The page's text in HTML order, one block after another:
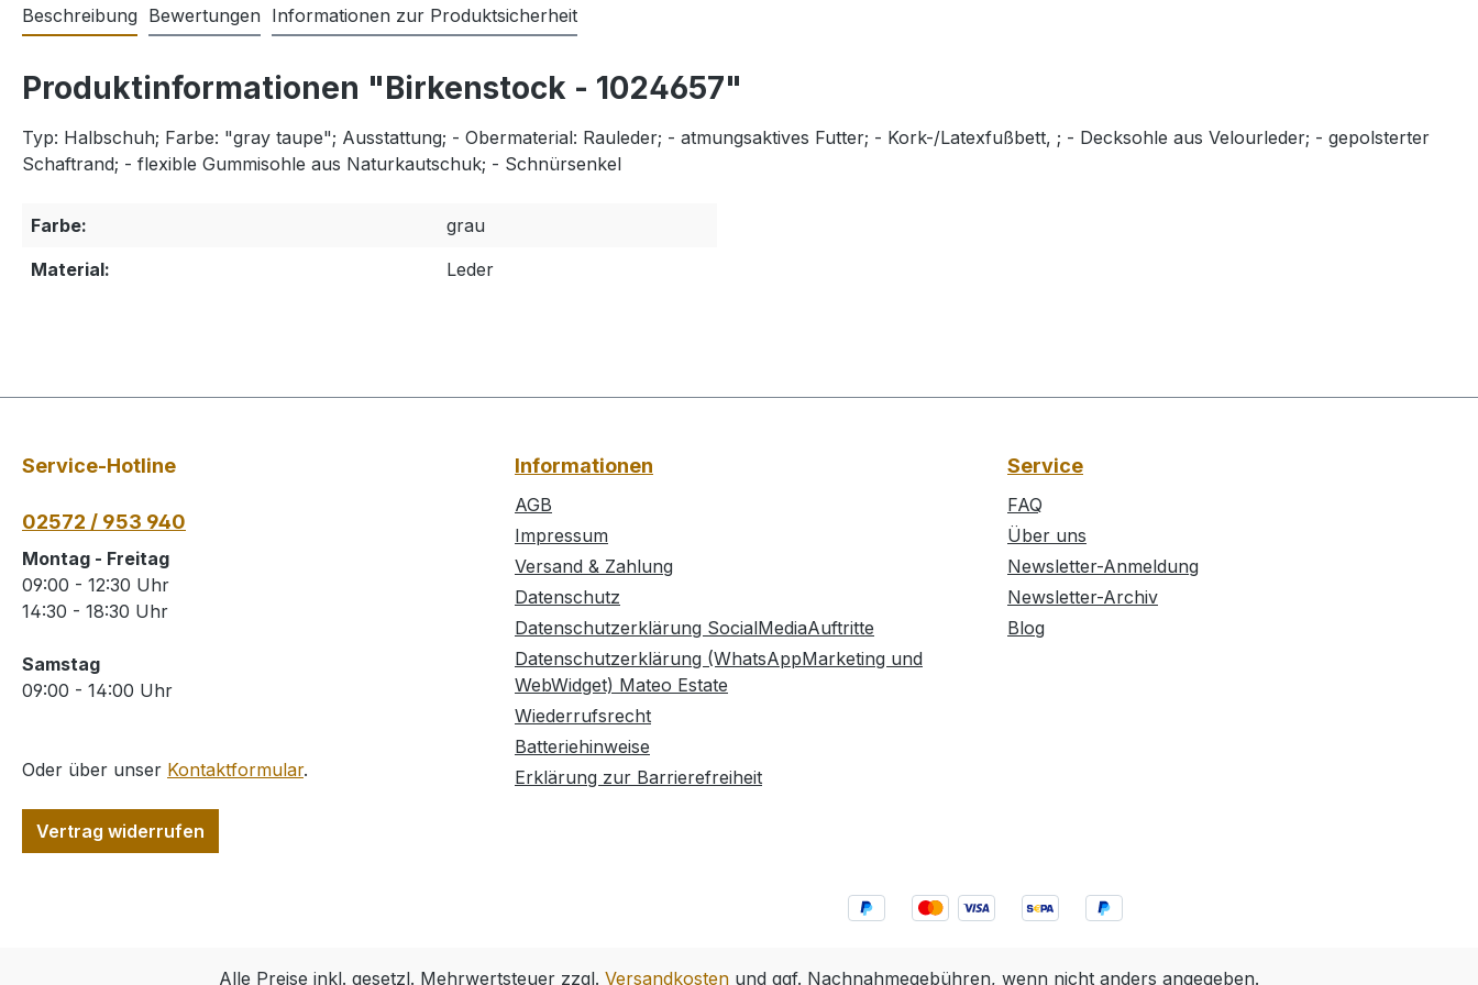
Beschreibung Bewertungen Informationen zur Produktsicherheit
Produktinformationen "Birkenstock - 1024657"
Typ: Halbschuh; Farbe: "gray taupe"; Ausstattung; - Obermaterial: Rauleder; - atmungsaktives Futter; - Kork-/Latexfußbett, ; - Decksohle aus Velourleder; - gepolsterter
Schaftrand; - flexible Gummisohle aus Naturkautschuk; - Schnürsenkel
Farbe:
grau
Material:
Leder
Service-Hotline
02572 / 953 940
Montag - Freitag
09:00 - 12:30 Uhr
14:30 - 18:30 Uhr
Samstag
09:00 - 14:00 Uhr
Oder über unser Kontaktformular.
Vertrag widerrufen
Informationen
AGB
Impressum
Versand & Zahlung
Datenschutz
Datenschutzerklärung SocialMediaAuftritte
Datenschutzerklärung (WhatsAppMarketing und
WebWidget) Mateo Estate
Wiederrufsrecht
Batteriehinweise
Erklärung zur Barrierefreiheit
Service
FAQ
Über uns
Newsletter-Anmeldung
Newsletter-Archiv
Blog
Alle Preise inkl. gesetzl. Mehrwertsteuer zzgl. Versandkosten und ggf. Nachnahmegebühren, wenn nicht anders angegeben.